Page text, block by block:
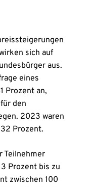
sich auf
aus.
eines
Prozent an,
den
2023 waren
Prozent.
Teilnehmer
Prozent bis zu
zwischen 100